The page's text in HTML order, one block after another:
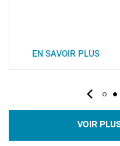
EN SAVOIR PLUS
VOIR